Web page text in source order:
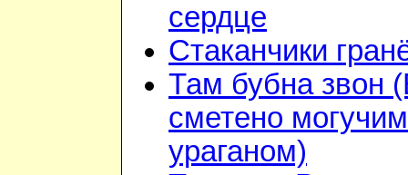
сердце
Стаканчики
Там бубна звон
сметено могучим
ураганом)